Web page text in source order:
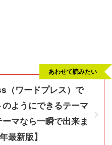
（ワードプレス）で
ようにできるテーマ
マなら一瞬で出来ま
最新版】
あわせて読みたい